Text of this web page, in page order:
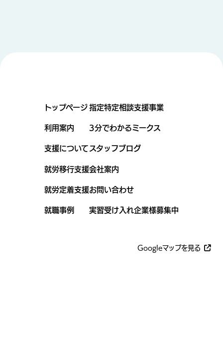
トップページ
利用案内
支援について
就労移行支援
就労定着支援
就職事例
指定特定相談支援事業
3分でわかるミークス
スタッフブログ
会社案内
お問い合わせ
実習受け入れ企業様募集中
Googleマップを見る